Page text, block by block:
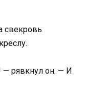
свекровь
рявкнул он. — И